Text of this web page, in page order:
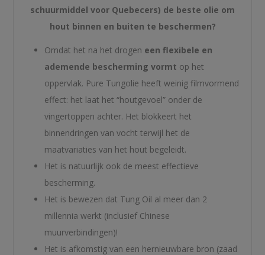
schuurmiddel voor Quebecers) de beste olie om
hout binnen en buiten te beschermen?
Omdat het na het drogen een flexibele en
ademende bescherming vormt op het
oppervlak. Pure Tungolie heeft weinig filmvormend
effect: het laat het “houtgevoel” onder de
vingertoppen achter. Het blokkeert het
binnendringen van vocht terwijl het de
maatvariaties van het hout begeleidt.
Het is natuurlijk ook de meest effectieve
bescherming.
Het is bewezen dat Tung Oil al meer dan 2
millennia werkt (inclusief Chinese
muurverbindingen)!
Het is afkomstig van een hernieuwbare bron (zaad